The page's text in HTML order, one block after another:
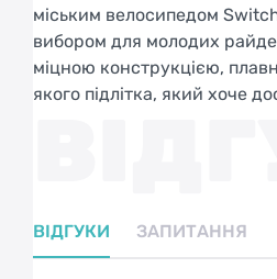
міським велосипедом
вибором для молодих
міцною конструкцією,
якого підлітка, який хоче
ВІДГУКИ ЗАПИТАННЯ